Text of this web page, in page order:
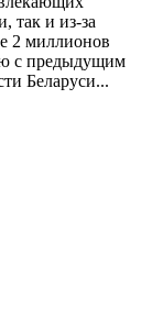
так и из-за
2 миллионов
с предыдущим
Беларуси...